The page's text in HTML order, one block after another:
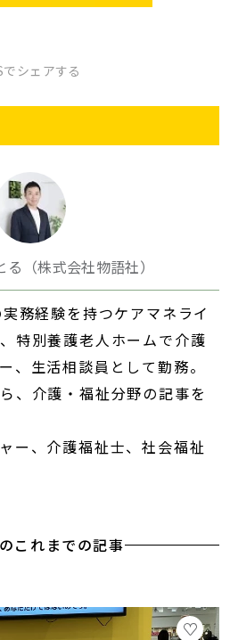
でシェアする
る（株式会社物語社）
務経験を持つケアマネライ
特別養護老人ホームで介護
、生活相談員として勤務。
、介護・福祉分野の記事を
ー、介護福祉士、社会福祉
これまでの記事